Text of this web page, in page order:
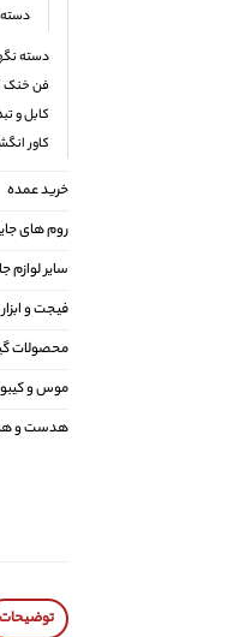
دسته
دسته
فن خنک
کابل و
کاور
خرید عمده
روم های
سایر لوازم
فیجت و
محصولات
موس و
هدست و
توضیحات